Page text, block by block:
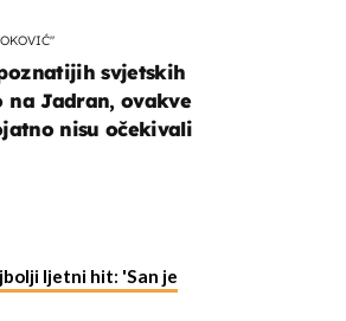
svjetskih
na Jadran, ovakve
nisu očekivali
ljetni hit: 'San je